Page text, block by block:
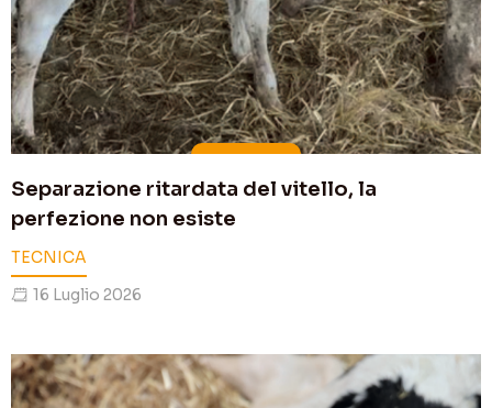
Separazione ritardata del vitello, la
perfezione non esiste
TECNICA
16 Luglio 2026